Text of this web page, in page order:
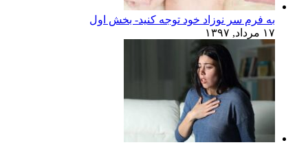
به فرم سر نوزاد خود توجه کنید- بخش اول
۱۷ مرداد, ۱۳۹۷